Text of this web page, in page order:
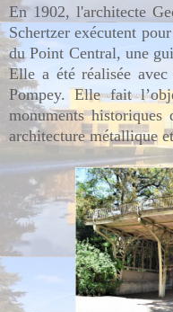
En 1902, l'architecte
Schertzer exécutent
du Point Central, une
Elle a été réalisée
Pompey. Elle fait
monuments
architecture métallique